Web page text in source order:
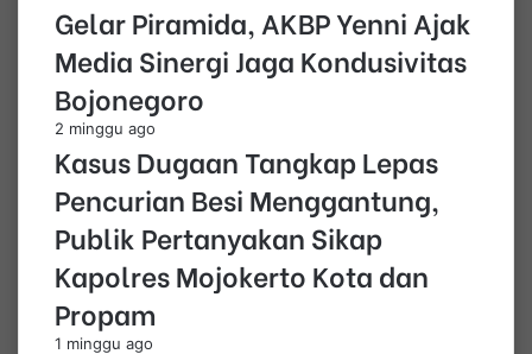
Gelar Piramida, AKBP Yenni Ajak
Media Sinergi Jaga Kondusivitas
Bojonegoro
2 minggu ago
Kasus Dugaan Tangkap Lepas
Pencurian Besi Menggantung,
Publik Pertanyakan Sikap
Kapolres Mojokerto Kota dan
Propam
1 minggu ago